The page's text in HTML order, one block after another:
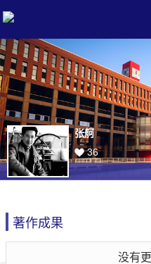
张舸
36
著作成果
没有